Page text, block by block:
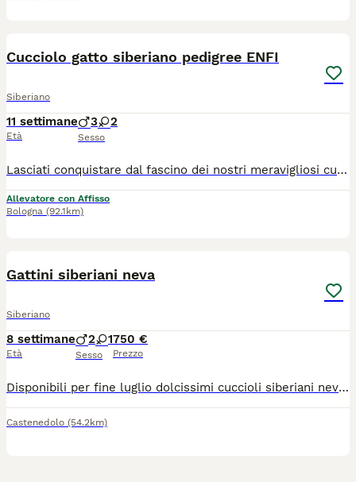
Cucciolo gatto siberiano pedigree ENFI
Siberiano
11 settimane
Età
3 2
Sesso
Lasciati conquistare dal fascino dei nostri meravigliosi cuccioli di Gatto Siberiano! Nati e cresciuti in famiglia con amore, attenzioni e tanta socializzazione, i nostri piccoli sono dolci, affettuosi, giocherelloni e abituati alla vita domestica. Ogni giorno vengono seguiti con cura per garantire salute, equilibrio caratteriale e benessere. ✨ Perché scegliere un cucciolo di Fusa delle Nevi? ✔ Pedigree ENFI ✔ Genitori entrambi Siberiani con pedigree ✔ Test FELV e FIV negativi ✔ Ecocardio dei riproduttori esente da patologie genetiche ✔ Vaccinazioni e sverminazioni effettuate secondo protocollo ✔ Libretto sanitario ✔ Assistenza e consigli anche dopo l’arrivo nella nuova famiglia ✔️ Regolare contratto di cessione ✔️ kit di benvenuto cucciolo I nostri cuccioli verranno affidati solo al raggiungimento dei 90 giorni per una completa socializzazione, pronti per iniziare una nuova avventura con la loro famiglia per sempre. 📸 Durante la crescita inviamo foto e aggiornamenti ai futuri proprietari, che potranno seguire passo dopo passo lo sviluppo del proprio cucciolo. Se stai cercando un compagno elegante, intelligente, affettuoso e dal carattere straordinario, un Siberiano di Fusa delle Nevi potrebbe essere il nuovo membro della tua famiglia. Contattaci senza impegno per informazioni, disponibilità, foto e video dei cuccioli, se non siete della zona i cuccioli sono visibili in videochiamata con i genitori e organizziamo la consegna .
Allevatore con Affisso
Bologna (92.1km)
Gattini siberiani neva
Siberiano
8 settimane
Età
2 1
Sesso
750 €
Prezzo
Disponibili per fine luglio dolcissimi cuccioli siberiani neva nati in casa. Genitori di mia proprietà entrambi siberiani neva puri, sani, in regola con tutte le vaccinazioni e testati fiv/felv negativi. I cuccioli saranno consegnati con sverminazione completa, svezzati con cibo di ottima qualità e abituati alla lettiera e tiragraffi. Non hanno il pedigree.
Castenedolo (54.2km)